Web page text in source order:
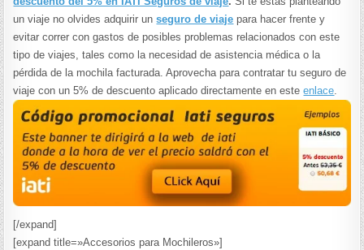
un viaje no olvides adquirir unseguro de viaje para hacer frente y
evitar correr con gastos de posibles problemas relacionados con este
tipo de viajes, tales como la necesidad de asistencia médica o la
pérdida de la mochila facturada. Aprovecha para contratar tu seguro de
viaje con un 5% de descuento aplicado directamente en esteenlace
[/expand]
[expand title=»Accesorios para Mochileros»]